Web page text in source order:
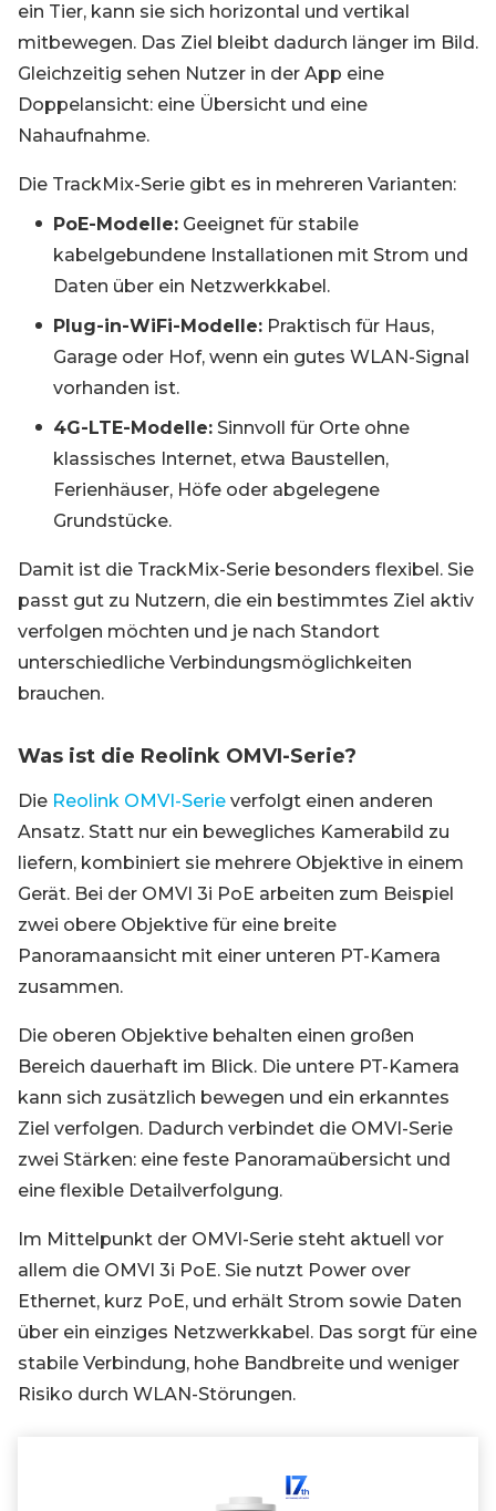
ein Tier, kann sie sich horizontal und vertikal
mitbewegen. Das Ziel bleibt dadurch länger im Bild.
Gleichzeitig sehen Nutzer in der App eine
Doppelansicht: eine Übersicht und eine
Nahaufnahme.
Die TrackMix-Serie gibt es in mehreren Varianten:
PoE-Modelle: Geeignet für stabile
kabelgebundene Installationen mit Strom und
Daten über ein Netzwerkkabel.
Plug-in-WiFi-Modelle: Praktisch für Haus,
Garage oder Hof, wenn ein gutes WLAN-Signal
vorhanden ist.
4G-LTE-Modelle: Sinnvoll für Orte ohne
klassisches Internet, etwa Baustellen,
Ferienhäuser, Höfe oder abgelegene
Grundstücke.
Damit ist die TrackMix-Serie besonders flexibel. Sie
passt gut zu Nutzern, die ein bestimmtes Ziel aktiv
verfolgen möchten und je nach Standort
unterschiedliche Verbindungsmöglichkeiten
brauchen.
Was ist die Reolink OMVI-Serie?
Die Reolink OMVI-Serie verfolgt einen anderen
Ansatz. Statt nur ein bewegliches Kamerabild zu
liefern, kombiniert sie mehrere Objektive in einem
Gerät. Bei der OMVI 3i PoE arbeiten zum Beispiel
zwei obere Objektive für eine breite
Panoramaansicht mit einer unteren PT-Kamera
zusammen.
Die oberen Objektive behalten einen großen
Bereich dauerhaft im Blick. Die untere PT-Kamera
kann sich zusätzlich bewegen und ein erkanntes
Ziel verfolgen. Dadurch verbindet die OMVI-Serie
zwei Stärken: eine feste Panoramaübersicht und
eine flexible Detailverfolgung.
Im Mittelpunkt der OMVI-Serie steht aktuell vor
allem die OMVI 3i PoE. Sie nutzt Power over
Ethernet, kurz PoE, und erhält Strom sowie Daten
über ein einziges Netzwerkkabel. Das sorgt für eine
stabile Verbindung, hohe Bandbreite und weniger
Risiko durch WLAN-Störungen.